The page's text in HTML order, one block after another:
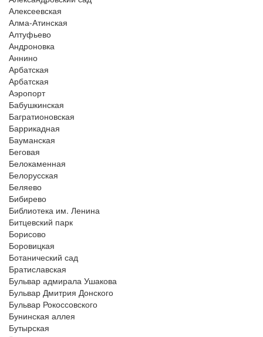
Алексеевская
Алма-Атинская
Алтуфьево
Андроновка
Аннино
Арбатская
Арбатская
Аэропорт
Бабушкинская
Багратионовская
Баррикадная
Бауманская
Беговая
Белокаменная
Белорусская
Беляево
Бибирево
Библиотека им. Ленина
Битцевский парк
Борисово
Боровицкая
Ботанический сад
Братиславская
Бульвар адмирала Ушакова
Бульвар Дмитрия Донского
Бульвар Рокоссовского
Бунинская аллея
Бутырская